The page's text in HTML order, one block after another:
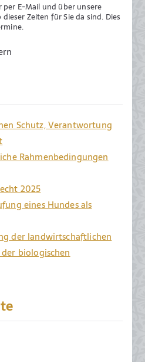
per E-Mail und über unsere
Zeiten für Sie da sind. Dies
Schutz, Verantwortung
Rahmenbedingungen
2025
eines Hundes als
der landwirtschaftlichen
biologischen